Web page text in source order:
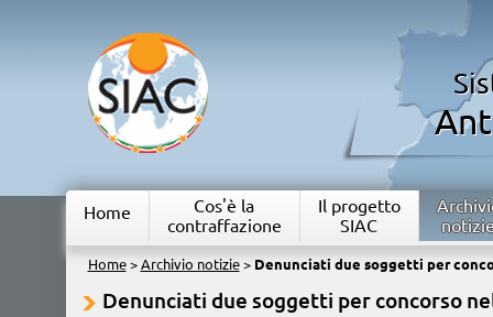
Home
Cos'è la
contraffazione
Il progetto
SIAC
Home> Archivio notizie> Denunciati due soggetti per
Denunciati due soggetti per concorso